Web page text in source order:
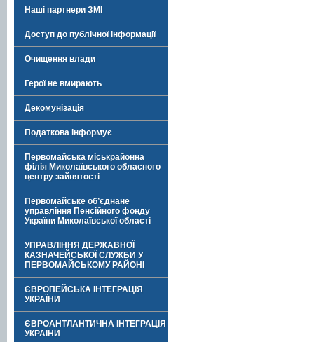
Наші партнери ЗМІ
Доступ до публічної інформації
Очищення влади
Герої не вмирають
Декомунізація
Податкова інформує
Первомайська міськрайонна
філія Миколаївського обласного
центру зайнятості
Первомайське об’єднане
управління Пенсійного фонду
України Миколаївської області
УПРАВЛІННЯ ДЕРЖАВНОЇ
КАЗНАЧЕЙСЬКОЇ СЛУЖБИ У
ПЕРВОМАЙСЬКОМУ РАЙОНІ
ЄВРОПЕЙСЬКА ІНТЕГРАЦІЯ
УКРАЇНИ
ЄВРОАНТЛАНТИЧНА ІНТЕГРАЦІЯ
УКРАЇНИ